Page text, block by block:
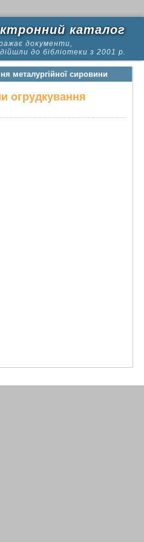
каталог
документи,
до бібліотеки з 2001 р.
металургійної сировини
огрудкування